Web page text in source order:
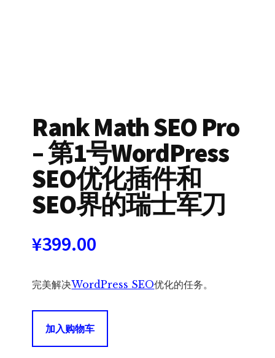
Rank Math SEO Pro
– 第1号WordPress
SEO优化插件和
SEO界的瑞士军刀
¥399.00
完美解决WordPress SEO优化的任务。
Math
加入购物车